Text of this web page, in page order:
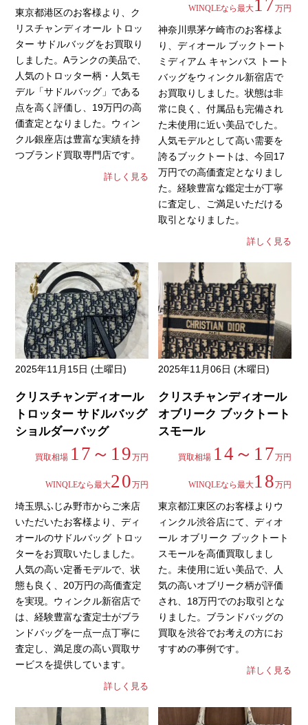
東京都港区のお客様より、ク
リスチャンディオール トロッ
ター サドルバッグをお買取り
しました。Aランクの美品で、
人気のトロッター柄・人気モ
デル「サドルバッグ」である
点を高く評価し、19万円の高
価査定となりました。ウィン
クル銀座店は豊富な実績を持
つブランド買取専門店です。
詳しく見る
WINQLEなら最大17 万円
神奈川県茅ケ崎市のお客様よ
り、ディオール ブックトート
ミディアム キャンバス トート
バッグをウィンクル新宿店で
お買取りしました。状態は非
常に良く、付属品も完備され
た未使用に近い美品でした。
人気モデルとして高い需要を
誇るブックトートは、今回17
万円での高価査定となりまし
た。経験豊富な鑑定士が丁寧
に査定し、ご満足いただける
取引となりました。
詳しく見る
2025年11月15日 (土曜日)
クリスチャンディオール
トロッター サドルバッグ
ショルダーバッグ
買取相場 17～19万円
WINQLEなら最大20万円
埼玉県ふじみ野市からご来店
いただいたお客様より、ディ
オールのサドルバッグ トロッ
ターをお買取いたしました。
人気の高い定番モデルで、状
態も良く、20万円の高価査定
を実現。ウィンクル新宿店で
は、経験豊富な査定士がブラ
ンドバッグを一点一点丁寧に
査定し、満足度の高い買取サ
ービスを提供しています。
詳しく見る
2025年11月06日 (木曜日)
クリスチャンディオール
オブリーク ブックトート
スモール
買取相場 14～17万円
WINQLEなら最大18万円
東京都江東区のお客様よりウ
ィンクル渋谷店にて、ディオ
ール オブリーク ブックトート
スモールを高価買取しまし
た。未使用に近い美品で、人
気の高いオブリーク柄が評価
され、18万円でのお取引とな
りました。ブランドバッグの
買取を渋谷でお考えの方にお
すすめの事例です。
詳しく見る